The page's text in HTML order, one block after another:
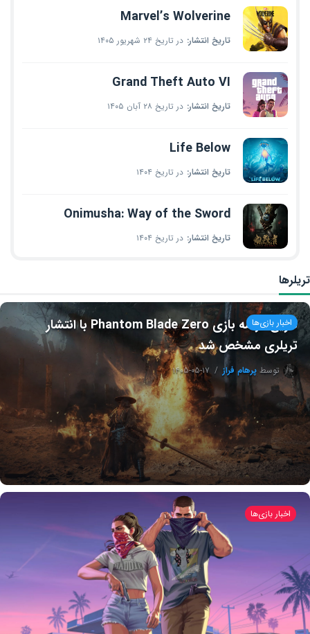
Marvel’s Wolverine
تاریخ انتشار: در تاریخ ۲۴ شهریور ۱۴۰۵
Grand Theft Auto VI
تاریخ انتشار: در تاریخ ۲۸ آبان ۱۴۰۵
Life Below
تاریخ انتشار: در تاریخ ۱۴۰۴
Onimusha: Way of the Sword
تاریخ انتشار: در تاریخ ۱۴۰۴
تریلرها
اخبار بازی‌ها
تاریخ عرضه بازی Phantom Blade Zero با انتشار
تریلری مشخص شد
توسط پرهام فراز ۱۴۰۵-۰۵-۱۷
اخبار بازی‌ها